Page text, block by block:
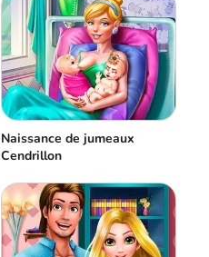
Naissance de jumeaux
Cendrillon